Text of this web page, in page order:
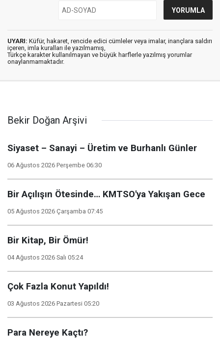
UYARI: Küfür, hakaret, rencide edici cümleler veya imalar, inançlara saldırı
içeren, imla kuralları ile yazılmamış,
Türkçe karakter kullanılmayan ve büyük harflerle yazılmış yorumlar
onaylanmamaktadır.
Bekir Doğan Arşivi
Siyaset – Sanayi – Üretim ve Burhanlı Günler
06 Ağustos 2026 Perşembe 06:30
Bir Açılışın Ötesinde… KMTSO'ya Yakışan Gece
05 Ağustos 2026 Çarşamba 07:45
Bir Kitap, Bir Ömür!
04 Ağustos 2026 Salı 05:24
Çok Fazla Konut Yapıldı!
03 Ağustos 2026 Pazartesi 05:20
Para Nereye Kaçtı?